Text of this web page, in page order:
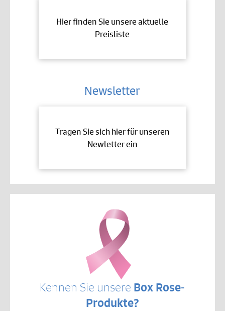
Hier finden Sie unsere aktuelle
Preisliste
Newsletter
Tragen Sie sich hier für unseren
Newletter ein
Kennen Sie unsere Box Rose-
Produkte?